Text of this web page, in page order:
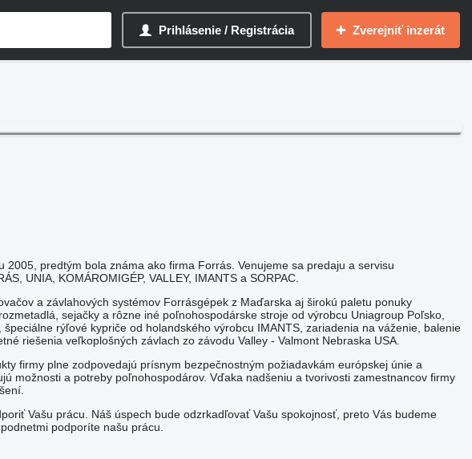
Prihlásenie / Registrácia Zverejniť inzerát
predtým bola známa ako firma Forrás. Venujeme sa predaju a servisu
UNIA, KOMÁROMIGÉP, VALLEY, IMANTS a SORPAC.
a závlahových systémov Forrásgépek z Maďarska aj širokú paletu ponuky
sejačky a rôzne iné poľnohospodárske stroje od výrobcu Uniagroup Poľsko,
rýľové kypriče od holandského výrobcu IMANTS, zariadenia na váženie, balenie
riešenia veľkoplošných závlach zo závodu Valley - Valmont Nebraska USA.
firmy plne zodpovedajú prísnym bezpečnostným požiadavkám európskej únie a
možnosti a potreby poľnohospodárov. Vďaka nadšeniu a tvorivosti zamestnancov firmy
Vašu prácu. Náš úspech bude odzrkadľovať Vašu spokojnosť, preto Vás budeme
podporíte našu prácu.